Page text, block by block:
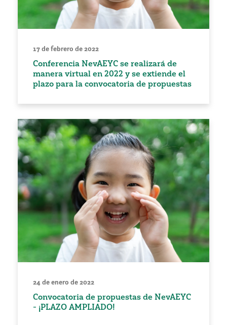
17 de febrero de 2022
Conferencia NevAEYC se realizará de
manera virtual en 2022 y se extiende el
plazo para la convocatoria de propuestas
24 de enero de 2022
Convocatoria de propuestas de NevAEYC
- ¡PLAZO AMPLIADO!